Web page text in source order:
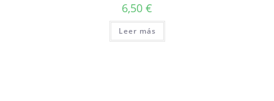
6,50 €
Leer más